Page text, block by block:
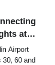
at
Airport
30, 60 and